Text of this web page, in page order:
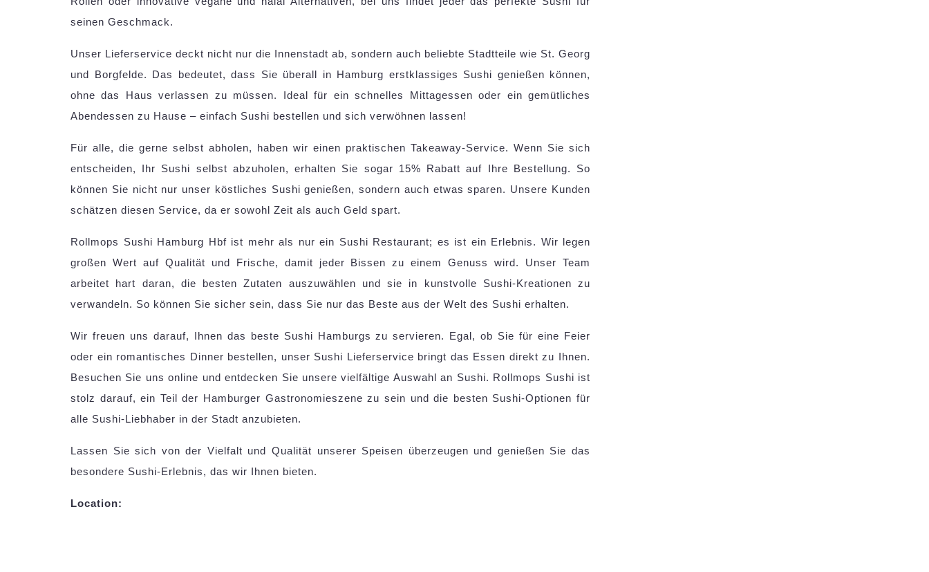
seinen Geschmack.
Unser Lieferservice deckt nicht nur die Innenstadt ab, sondern auch beliebte Stadtteile wie St. Georg
und Borgfelde. Das bedeutet, dass Sie überall in Hamburg erstklassiges Sushi genießen können,
ohne das Haus verlassen zu müssen. Ideal für ein schnelles Mittagessen oder ein gemütliches
Abendessen zu Hause – einfach Sushi bestellen und sich verwöhnen lassen!
Für alle, die gerne selbst abholen, haben wir einen praktischen Takeaway-Service. Wenn Sie sich
entscheiden, Ihr Sushi selbst abzuholen, erhalten Sie sogar 15% Rabatt auf Ihre Bestellung. So
können Sie nicht nur unser köstliches Sushi genießen, sondern auch etwas sparen. Unsere Kunden
schätzen diesen Service, da er sowohl Zeit als auch Geld spart.
Rollmops Sushi Hamburg Hbf ist mehr als nur ein Sushi Restaurant; es ist ein Erlebnis. Wir legen
großen Wert auf Qualität und Frische, damit jeder Bissen zu einem Genuss wird. Unser Team
arbeitet hart daran, die besten Zutaten auszuwählen und sie in kunstvolle Sushi-Kreationen zu
verwandeln. So können Sie sicher sein, dass Sie nur das Beste aus der Welt des Sushi erhalten.
Wir freuen uns darauf, Ihnen das beste Sushi Hamburgs zu servieren. Egal, ob Sie für eine Feier
oder ein romantisches Dinner bestellen, unser Sushi Lieferservice bringt das Essen direkt zu Ihnen.
Besuchen Sie uns online und entdecken Sie unsere vielfältige Auswahl an Sushi. Rollmops Sushi ist
stolz darauf, ein Teil der Hamburger Gastronomieszene zu sein und die besten Sushi-Optionen für
alle Sushi-Liebhaber in der Stadt anzubieten.
Lassen Sie sich von der Vielfalt und Qualität unserer Speisen überzeugen und genießen Sie das
besondere Sushi-Erlebnis, das wir Ihnen bieten.
Location: